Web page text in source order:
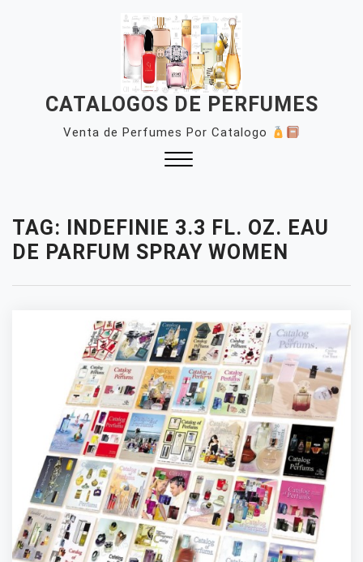
CATALOGOS DE PERFUMES
Venta de Perfumes Por Catalogo
TAG:
INDEFINIE 3.3 FL. OZ. EAU
DE PARFUM SPRAY WOMEN